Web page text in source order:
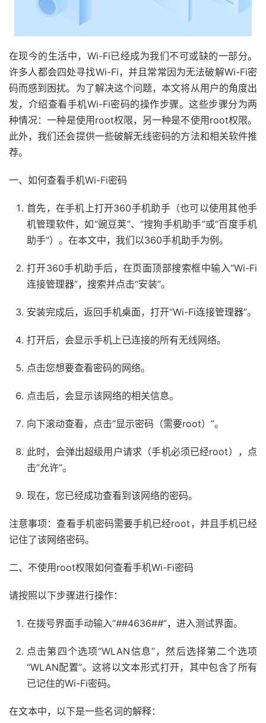
在现今的生活中，Wi-Fi已经成为我们不可或缺的一部分。
许多人都会四处寻找Wi-Fi，并且常常因为无法破解Wi-Fi密
码而感到困扰。为了解决这个问题，本文将从用户的角度出
发，介绍查看手机Wi-Fi密码的操作步骤。这些步骤分为两
种情况：一种是使用root权限，另一种是不使用root权限。
此外，我们还会提供一些破解无线密码的方法和相关软件推
荐。
一、如何查看手机Wi-Fi密码
首先，在手机上打开360手机助手（也可以使用其他手
机管理软件，如“豌豆荚”、“搜狗手机助手”或“百度手机
助手”）。在本文中，我们以360手机助手为例。
打开360手机助手后，在页面顶部搜索框中输入“Wi-Fi
连接管理器”，搜索并点击“安装”。
安装完成后，返回手机桌面，打开“Wi-Fi连接管理器”。
打开后，会显示手机上已连接的所有无线网络。
点击您想要查看密码的网络。
点击后，会显示该网络的相关信息。
向下滚动查看，点击“显示密码（需要root）”。
此时，会弹出超级用户请求（手机必须已经root），点
击“允许”。
现在，您已经成功查看到该网络的密码。
注意事项：查看手机密码需要手机已经root，并且手机已经
记住了该网络密码。
二、不使用root权限如何查看手机Wi-Fi密码
请按照以下步骤进行操作：
在拨号界面手动输入“##4636##”，进入测试界面。
点击第四个选项“WLAN信息”，然后选择第二个选项
“WLAN配置”。这将以文本形式打开，其中包含了所有
已记住的Wi-Fi密码。
在文本中，以下是一些名词的解释：